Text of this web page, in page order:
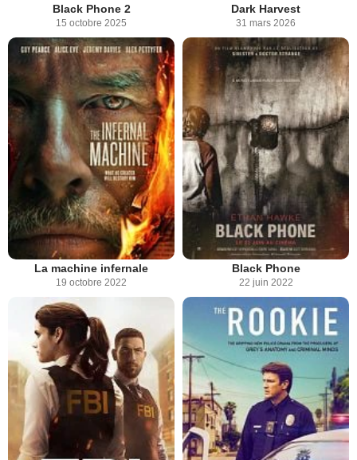
Black Phone 2
15 octobre 2025
Dark Harvest
31 mars 2026
La machine infernale
19 octobre 2022
Black Phone
22 juin 2022